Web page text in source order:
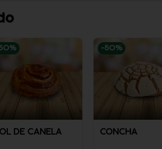
%
DE CANELA
-50%
CONCHA